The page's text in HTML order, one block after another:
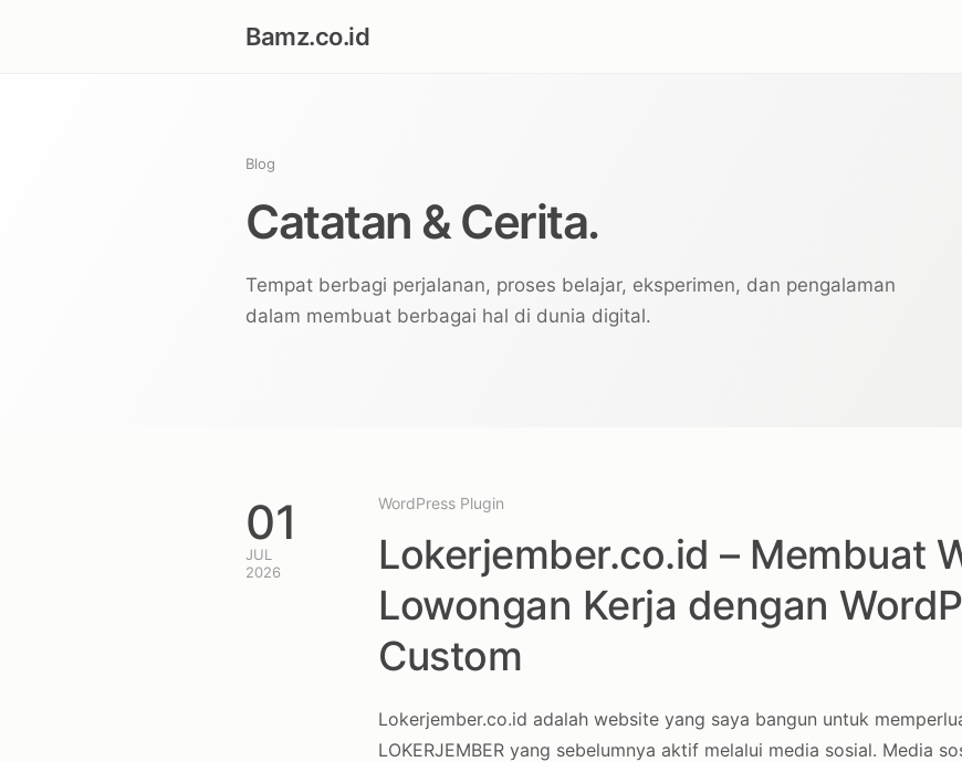
Bamz.co.id
Blog
Catatan & Cerita.
Tempat berbagi perjalanan, proses belajar, eksperimen, dan pengalaman
dalam membuat berbagai hal di dunia digital.
01
JUL
2026
WordPress Plugin
Lokerjember.co.id – Membuat
Lowongan Kerja dengan
Custom
Lokerjember.co.id adalah website yang saya bangun untuk
LOKERJEMBER yang sebelumnya aktif melalui media sosial. Media